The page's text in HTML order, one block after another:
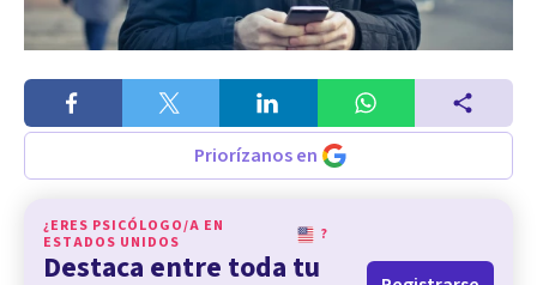
Priorízanos en
¿ERES PSICÓLOGO/A EN
ESTADOS UNIDOS
?
Destaca entre toda tu